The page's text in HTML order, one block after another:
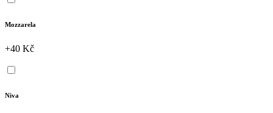
Mozzarela
+40 Kč
Niva